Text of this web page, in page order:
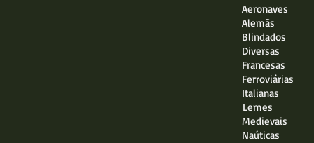
Aeronaves
Alemãs
Blindados
Diversas
Francesas
Ferroviárias
Italianas
Medievais
Naúticas
Lemes